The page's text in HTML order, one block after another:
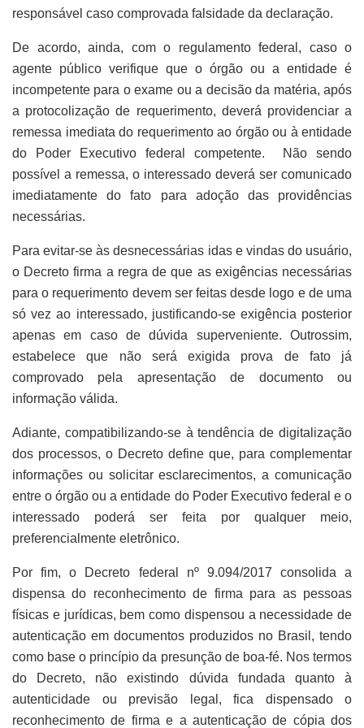
responsável caso comprovada falsidade da declaração.
De acordo, ainda, com o regulamento federal, caso o
agente público verifique que o órgão ou a entidade é
incompetente para o exame ou a decisão da matéria, após
a protocolização de requerimento, deverá providenciar a
remessa imediata do requerimento ao órgão ou à entidade
do Poder Executivo federal competente. Não sendo
possível a remessa, o interessado deverá ser comunicado
imediatamente do fato para adoção das providências
necessárias.
Para evitar-se às desnecessárias idas e vindas do usuário,
o Decreto firma a regra de que as exigências necessárias
para o requerimento devem ser feitas desde logo e de uma
só vez ao interessado, justificando-se exigência posterior
apenas em caso de dúvida superveniente. Outrossim,
estabelece que não será exigida prova de fato já
comprovado pela apresentação de documento ou
informação válida.
Adiante, compatibilizando-se à tendência de digitalização
dos processos, o Decreto define que, para complementar
informações ou solicitar esclarecimentos, a comunicação
entre o órgão ou a entidade do Poder Executivo federal e o
interessado poderá ser feita por qualquer meio,
preferencialmente eletrônico.
Por fim, o Decreto federal nº 9.094/2017 consolida a
dispensa do reconhecimento de firma para as pessoas
físicas e jurídicas, bem como dispensou a necessidade de
autenticação em documentos produzidos no Brasil, tendo
como base o princípio da presunção de boa-fé. Nos termos
do Decreto, não existindo dúvida fundada quanto à
autenticidade ou previsão legal, fica dispensado o
reconhecimento de firma e a autenticação de cópia dos